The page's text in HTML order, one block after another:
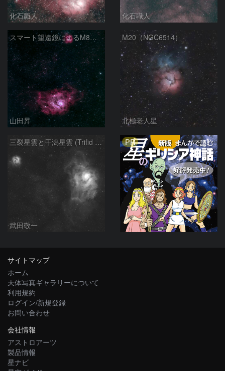
化石職人 化石職人
スマート望遠鏡によるM8とM20
山田昇
M20（NGC6514）
北極老人星
三裂星雲と干潟星雲 (Trifid & Lagoon Nebulas)
武田敬一
PR
サイトマップ
ホーム
天体写真ギャラリーについて
利用規約
ログイン/新規登録
お問い合わせ
会社情報
アストロアーツ
製品情報
星ナビ